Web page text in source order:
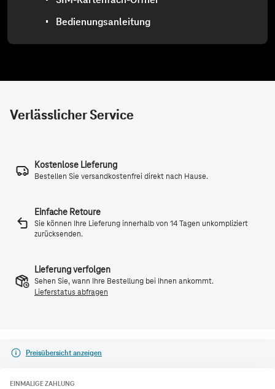
Verlässlicher Service
Kostenlose Lieferung
Bestellen Sie versandkostenfrei direkt nach Hause.
Einfache Retoure
Sie können Ihre Lieferung innerhalb von 14 Tagen unkompliziert
zurücksenden.
Lieferung verfolgen
Sehen Sie, wann Ihre Bestellung bei Ihnen ankommt.
Lieferstatus abfragen
Preisübersicht anzeigen
EINMALIGE ZAHLUNG